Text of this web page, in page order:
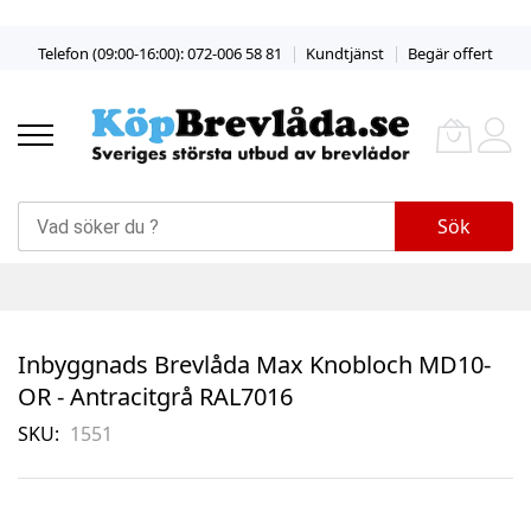
Telefon (09:00-16:00): 072-006 58 81 Kundtjänst Begär offert
Sök
Inbyggnads Brevlåda Max Knobloch MD10-
OR - Antracitgrå RAL7016
SKU 1551